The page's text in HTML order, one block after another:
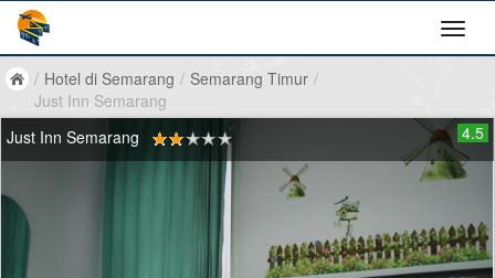
/ Hotel di Semarang / Semarang Timur /
Just Inn Semarang
Just Inn Semarang
4.5